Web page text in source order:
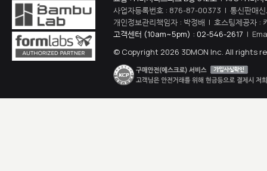
사업자등록번호 : 876-87-00373 | 통신판매
개인정보관리책임자 : 박정배 | 호스팅제공자 :
고객센터 (10am~5pm) : 02-546-2617 |
© Copyright 2026 3DMON Inc. All rights